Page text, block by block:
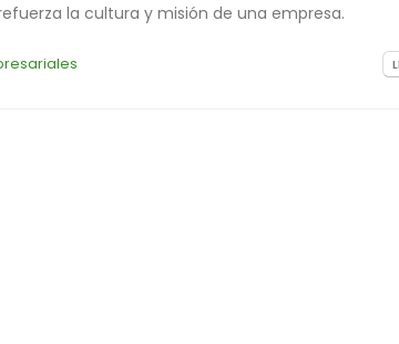
la cultura y misión de una empresa.